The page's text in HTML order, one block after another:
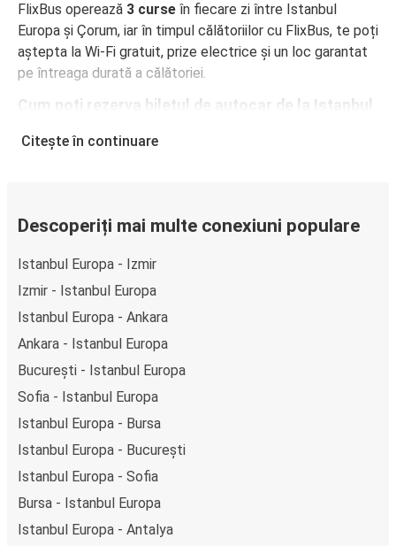
FlixBus operează 3 curse în fiecare zi între Istanbul
Europa și Çorum, iar în timpul călătoriilor cu FlixBus, te poți
aștepta la Wi-Fi gratuit, prize electrice și un loc garantat
pe întreaga durată a călătoriei.
Cum poți rezerva biletul de autocar de la Istanbul
clicuri. La achiziționarea online a unui bilet pe ruta Istanbul
plată online, cum ar fi card de credit, PayPal, Google și
Apple Pay. Alternativ, poți plăti în numerar la bordul
Citește în continuare
Descoperiți mai multe conexiuni populare
Istanbul Europa - Izmir
Izmir - Istanbul Europa
Istanbul Europa - Ankara
Ankara - Istanbul Europa
București - Istanbul Europa
Sofia - Istanbul Europa
Istanbul Europa - Bursa
Istanbul Europa - București
Istanbul Europa - Sofia
Bursa - Istanbul Europa
Istanbul Europa - Antalya